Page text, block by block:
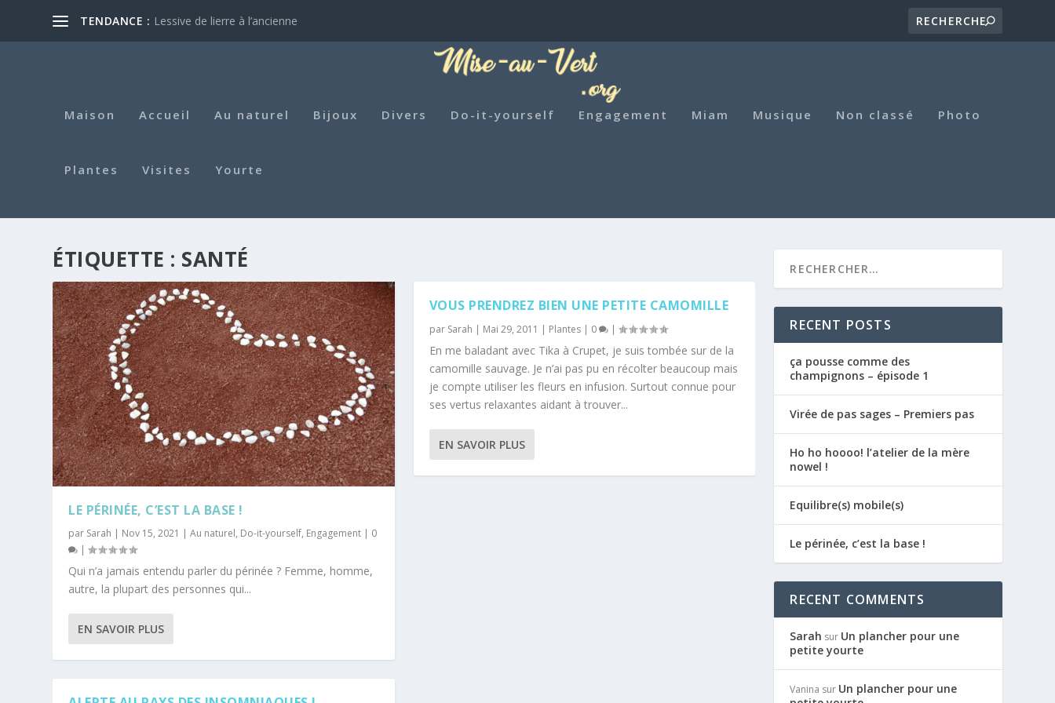
TENDANCE : Lessive de lierre à l’ancienne
Maison Accueil Au naturel Bijoux Divers Do-it-yourself Engagement Miam Musique Non classé Photo
Plantes Visites Yourte
ÉTIQUETTE : SANTÉ
LE PÉRINÉE, C’EST LA BASE !
par Sarah | Nov 15, 2021 |Au naturel, Do-it-yourself, Engagement | 0
|
Qui n’a jamais entendu parler du périnée ? Femme, homme,
autre, la plupart des personnes qui...
EN SAVOIR PLUS
VOUS PRENDREZ BIEN UNE PETITE CAMOMILLE
par Sarah | Mai 29, 2011 | Plantes| 0 |
En me baladant avec Tika à Crupet, je suis tombée sur de la
camomille sauvage. Je n’ai pas pu en récolter beaucoup mais
je compte utiliser les fleurs en infusion. Surtout connue pour
ses vertus relaxantes aidant à trouver...
EN SAVOIR PLUS
RECENT POSTS
ça pousse comme des
champignons – épisode 1
Virée de pas sages – Premiers pas
Ho ho hoooo! l’atelier de la mère
nowel !
Equilibre(s) mobile(s)
Le périnée, c’est la base !
RECENT COMMENTS
Sarah sur Un plancher pour une
petite yourte
Vanina sur Un plancher pour une